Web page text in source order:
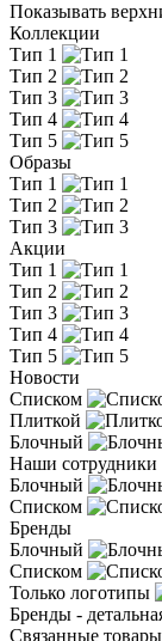
Показывать
Коллекции
Тип 1
Тип 2
Тип 3
Тип 4
Тип 5
Образы
Тип 1
Тип 2
Тип 3
Акции
Тип 1
Тип 2
Тип 3
Тип 4
Тип 5
Новости
Списком
Плиткой
Блочный
Наши сотрудники
Блочный
Списком
Бренды
Блочный
Списком
Только логотипы
Бренды -
Связанные товары